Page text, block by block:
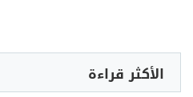
الأكثر قراءة